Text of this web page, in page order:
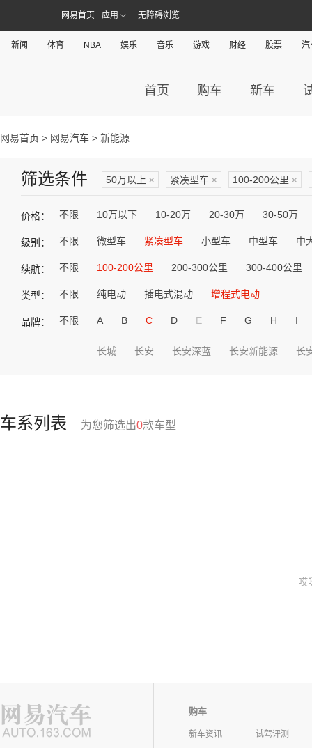
网易首页 应用 无障碍浏览
新闻 体育 NBA 娱乐 音乐 游戏 财经 股票 汽
首页 购车 新车
网易首页 > 网易汽车 > 新能源
筛选条件 50万以上 × 紧凑型车 × 100-200公里 ×
价格： 不限 10万以下 10-20万 20-30万 30-50万
级别： 不限 微型车 紧凑型车 小型车 中型车 中
续航： 不限 100-200公里 200-300公里 300-400公里
类型： 不限 纯电动 插电式混动 增程式电动
品牌： 不限 A B C D E F G H I
长城 长安 长安深蓝 长安新能源 长
车系列表 为您筛选出0款车型
哎
购车
新车资讯
试驾评测